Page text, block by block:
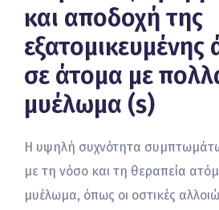
και αποδοχή της
εξατομικευμένης
σε άτομα με
μυέλωμα (s)
Η υψηλή συχνότητα
με τη νόσο και τη θεραπεία
μυέλωμα, όπως οι οστικές